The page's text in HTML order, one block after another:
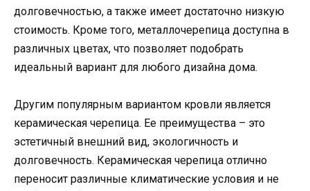
долговечностью, а также имеет достаточно низкую
стоимость. Кроме того, металлочерепица доступна в
различных цветах, что позволяет подобрать
идеальный вариант для любого дизайна дома.
Другим популярным вариантом кровли является
керамическая черепица. Ее преимущества – это
эстетичный внешний вид, экологичность и
долговечность. Керамическая черепица отлично
переносит различные климатические условия и не